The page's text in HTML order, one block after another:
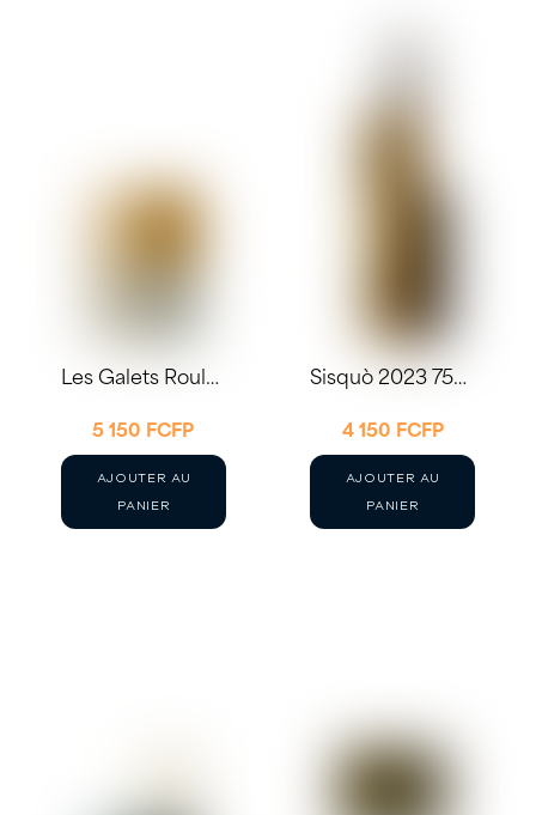
Les Galets Roulés Blanc 2023 – Château de Rey 75cl
5 150 FCFP
AJOUTER AU
PANIER
Sisquò 2023 75cl – Château de Rey
4 150 FCFP
AJOUTER AU
PANIER